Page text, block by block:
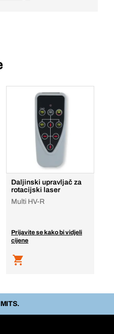
Daljinski upravljač za
rotacijski laser
Multi HV-R
Prijavite se kako bi vidjeli
cijene